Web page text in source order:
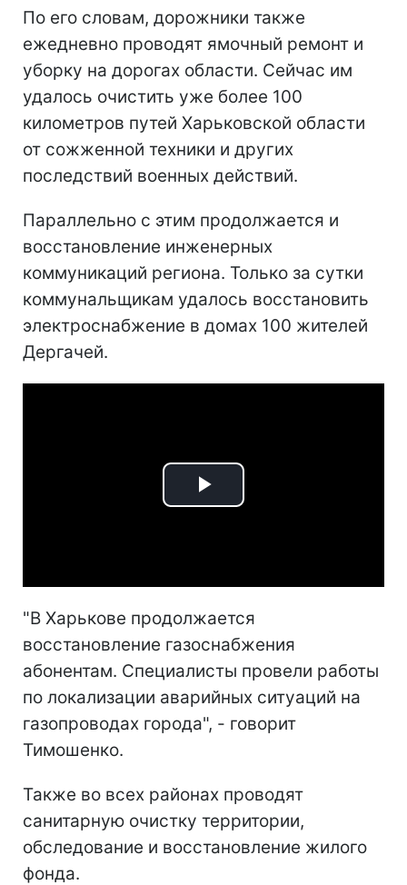
По его словам, дорожники также
ежедневно проводят ямочный ремонт и
уборку на дорогах области. Сейчас им
удалось очистить уже более 100
километров путей Харьковской области
от сожженной техники и других
последствий военных действий.
Параллельно с этим продолжается и
восстановление инженерных
коммуникаций региона. Только за сутки
коммунальщикам удалось восстановить
электроснабжение в домах 100 жителей
Дергачей.
Play
"В Харькове продолжается
восстановление газоснабжения
абонентам. Специалисты провели работы
по локализации аварийных ситуаций на
газопроводах города", - говорит
Тимошенко.
Также во всех районах проводят
санитарную очистку территории,
обследование и восстановление жилого
фонда.